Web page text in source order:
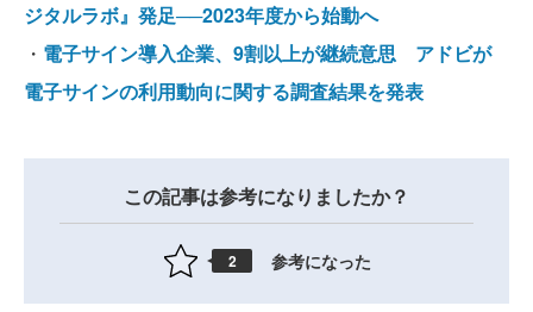
ジタルラボ』発足──2023年度から始動へ
・ 電子サイン導入企業、9割以上が継続意思 アドビが
電子サインの利用動向に関する調査結果を発表
この記事は参考になりましたか？
2 参考になった